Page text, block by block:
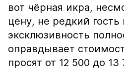
вот чёрная икра,
цену, не редкий гость
эксклюзивность
оправдывает
просят от 12 500 до 13